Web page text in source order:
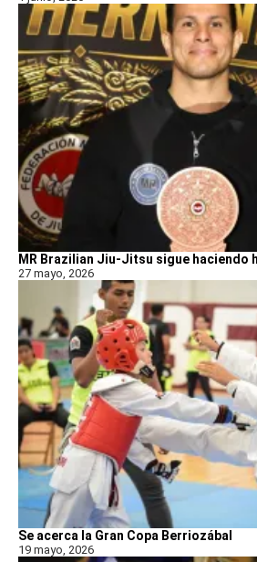
MR Brazilian Jiu-Jitsu sigue haciendo
27 mayo, 2026
Se acerca la Gran Copa Berriozábal
19 mayo, 2026